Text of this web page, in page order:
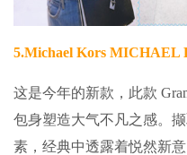
5.Michael Kors MICHAEL
这是今年的新款，此款
包身塑造大气不凡之感。
素，经典中透露着悦然新